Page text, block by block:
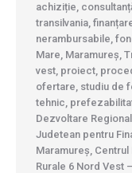
achiziție,
transilvania,
nerambursabile,
Mare, Maramureș,
vest, proiect,
ofertare, studiu de
tehnic,
Dezvoltare
Judetean pentru
Maramureș,
Rurale 6 Nord Vest